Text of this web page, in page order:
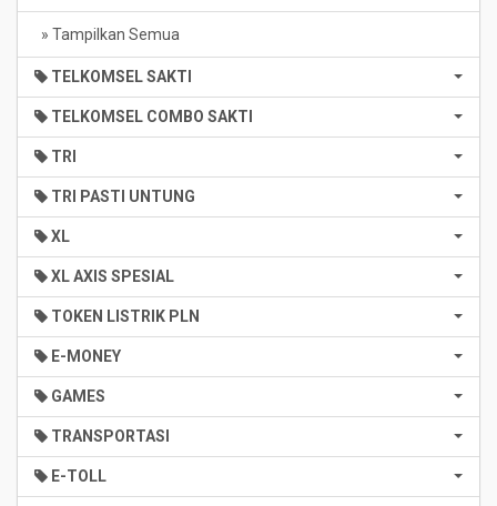
» Tampilkan Semua
TELKOMSEL SAKTI
TELKOMSEL COMBO SAKTI
TRI
TRI PASTI UNTUNG
XL
XL AXIS SPESIAL
TOKEN LISTRIK PLN
E-MONEY
GAMES
TRANSPORTASI
E-TOLL